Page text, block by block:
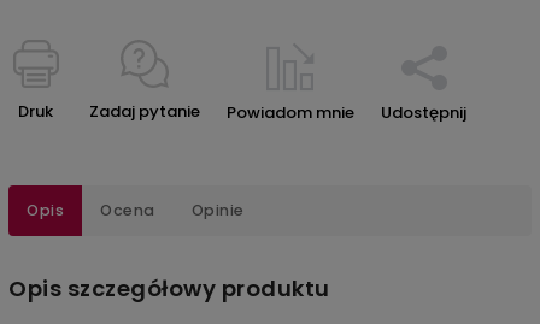
Druk Zadaj pytanie Powiadom mnie Udostępnij
Opis Ocena Opinie
Opis szczegółowy produktu